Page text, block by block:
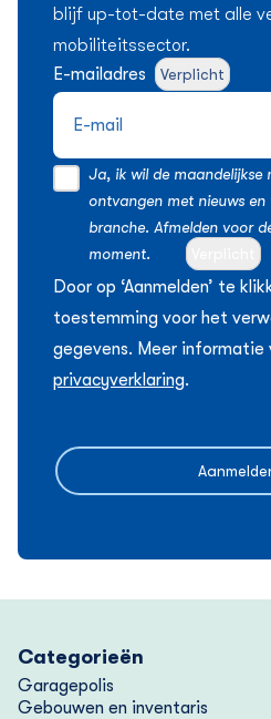
blijf up-tot-date met alle
mobiliteitssector.
E-mailadres
Verplicht
Ja, ik wil de maandelijkse
ontvangen met nieuws en
branche. Afmelden voor
moment.
Door op ‘Aanmelden’ te
toestemming voor het
gegevens. Meer informatie
privacyverklaring.
Categorieën
Garagepolis
Gebouwen en inventaris